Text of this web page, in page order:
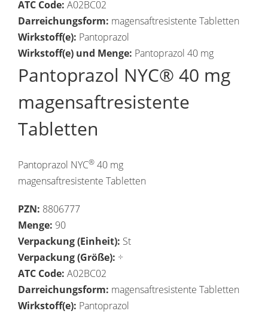
ATC Code: A02BC02
Darreichungsform: magensaftresistente Tabletten
Wirkstoff(e): Pantoprazol
Wirkstoff(e) und Menge: Pantoprazol 40 mg
Pantoprazol NYC® 40 mg
magensaftresistente
Tabletten
Pantoprazol NYC® 40 mg
magensaftresistente Tabletten
PZN: 8806777
Menge: 90
Verpackung (Einheit): St
Verpackung (Größe): ÷
ATC Code: A02BC02
Darreichungsform: magensaftresistente Tabletten
Wirkstoff(e): Pantoprazol